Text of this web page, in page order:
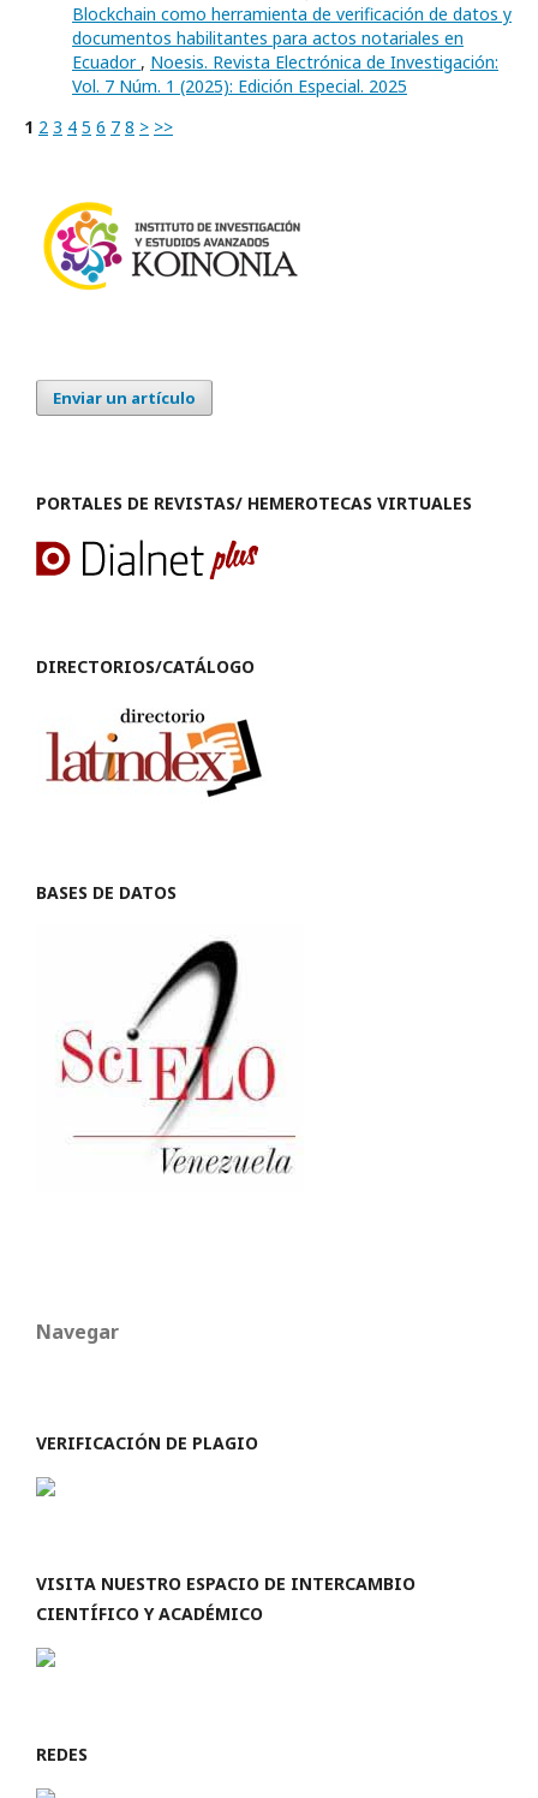
Blockchain como herramienta de verificación de datos y
documentos habilitantes para actos notariales en
Ecuador , Noesis. Revista Electrónica de Investigación:
Vol. 7 Núm. 1 (2025): Edición Especial. 2025
1 2 3 4 5 6 7 8 > >>
Enviar un artículo
PORTALES DE REVISTAS/ HEMEROTECAS VIRTUALES
DIRECTORIOS/CATÁLOGO
BASES DE DATOS
Navegar
VERIFICACIÓN DE PLAGIO
VISITA NUESTRO ESPACIO DE INTERCAMBIO
CIENTÍFICO Y ACADÉMICO
REDES